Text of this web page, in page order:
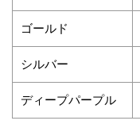
ゴールド
シルバー
ディープパープル